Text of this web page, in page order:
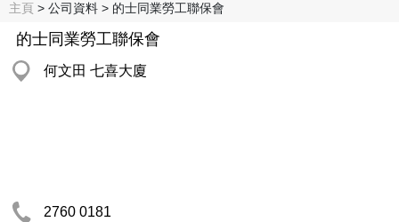
主頁 > 公司資料 > 的士同業勞工聯保會
的士同業勞工聯保會
何文田 七喜大廈
2760 0181